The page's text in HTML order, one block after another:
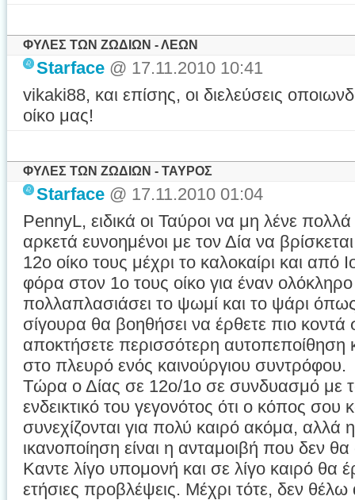
ΦΥΛΕΣ ΤΩΝ ΖΩΔΙΩΝ - ΛΕΩΝ
Starface @ 17.11.2010 10:41
vikaki88, και επίσης, οι διελεύσεις
οίκο μας!
ΦΥΛΕΣ ΤΩΝ ΖΩΔΙΩΝ - ΤΑΥΡΟΣ
Starface @ 17.11.2010 01:04
PennyL, ειδικά οι Ταύροι να μη λένε πολλά
αρκετά ευνοημένοι με τον Δία να
12ο οίκο τους μέχρι το καλοκαίρι και από
φόρα στον 1ο τους οίκο για έναν
πολλαπλασιάσει το ψωμί και το ψάρι
σίγουρα θα βοηθήσει να έρθετε πιο
αποκτήσετε περισσότερη αυτοπεποίθηση
στο πλευρό ενός καινούργιου συντρόφου.
Τώρα ο Δίας σε 12ο/1ο σε συνδυασμό με
ενδεικτικό του γεγονότος ότι ο κόπος
συνεχίζονται για πολύ καιρό ακόμα, αλλά
ικανοποίηση είναι η ανταμοιβή που δεν
Καντε λίγο υπομονή και σε λίγο καιρό θα
ετήσιες προβλέψεις. Μέχρι τότε, δεν